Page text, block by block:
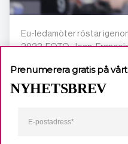
Eu-ledamöter röstar
2023. FOTO: Jean-
Prenumerera gratis på vårt
NYHETSBREV